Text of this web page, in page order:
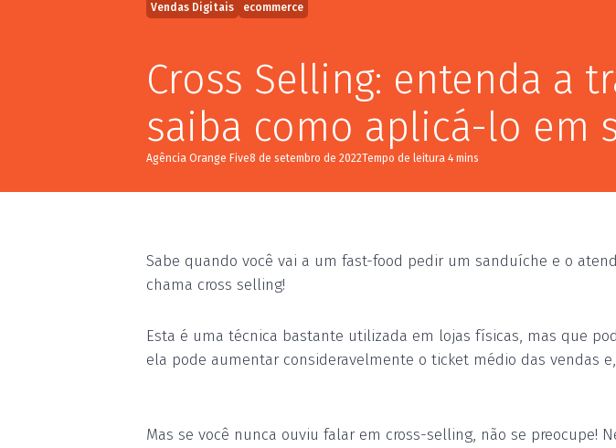
Vendas Digitais ecommerce
Cross Selling: entenda a
saiba como aplicá-lo em
Agência Orange Five8 de setembro de 2022
Sabe quando você vai a um fast-food pedir um sanduíche e o
chama cross selling!
Esta é uma técnica bastante utilizada em lojas físicas, mas que
ela pode aumentar consideravelmente o ticket médio das vendas
Mas se você nunca ouviu falar em cross-selling, não se preocupe!